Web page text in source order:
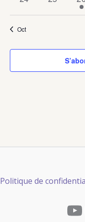
évènements
Oct
Politique de